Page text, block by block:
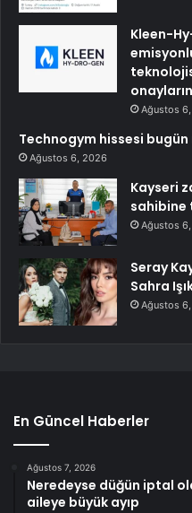
Kleen-
Ağustos
Technogym hissesi
Ağustos 6, 2026
Kayseri
sahibine
Ağustos
Seray
Sahra
Ağustos
En Güncel Haberler
Ağustos 7, 2026
Neredeyse düğün iptal
aileye büyük ayıp